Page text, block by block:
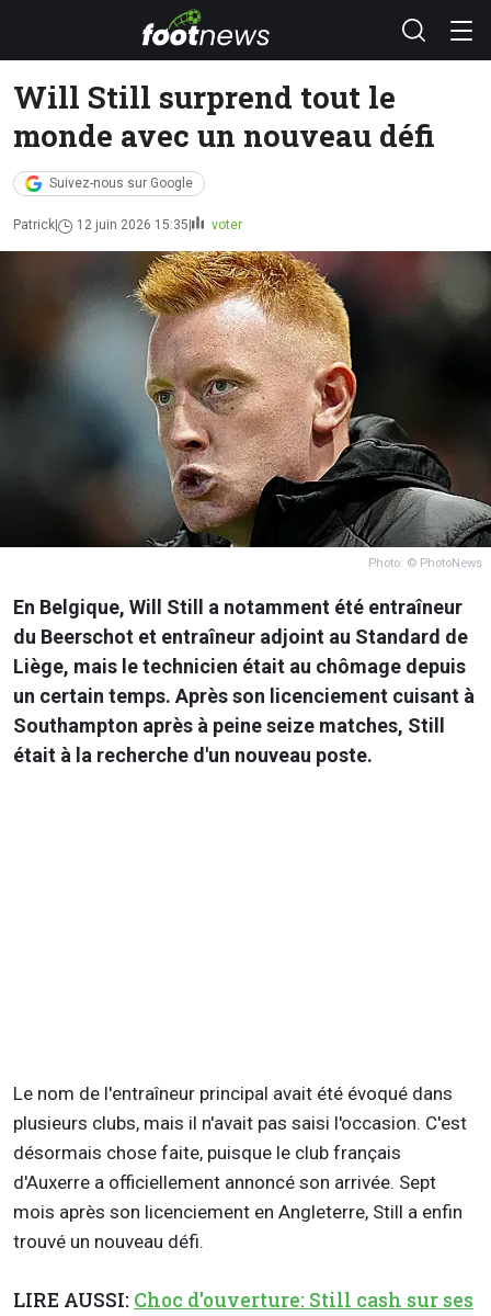
Will Still surprend tout le
monde avec un nouveau défi
Suivez-nous sur Google
Patrick 12 juin 2026 15:35 voter
Photo: © PhotoNews
En Belgique, Will Still a notamment été entraîneur
du Beerschot et entraîneur adjoint au Standard de
Liège, mais le technicien était au chômage depuis
un certain temps. Après son licenciement cuisant à
Southampton après à peine seize matches, Still
était à la recherche d'un nouveau poste.
Le nom de l'entraîneur principal avait été évoqué dans
plusieurs clubs, mais il n'avait pas saisi l'occasion. C'est
désormais chose faite, puisque le club français
d'Auxerre a officiellement annoncé son arrivée. Sept
mois après son licenciement en Angleterre, Still a enfin
trouvé un nouveau défi.
LIRE AUSSI: Choc d'ouverture: Still cash sur ses